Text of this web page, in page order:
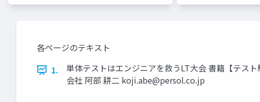
各ページのテキスト
1.
単体テストはエンジニアを救うLT大会 書籍【テス
会社 阿部 耕二 koji.abe@persol.co.jp